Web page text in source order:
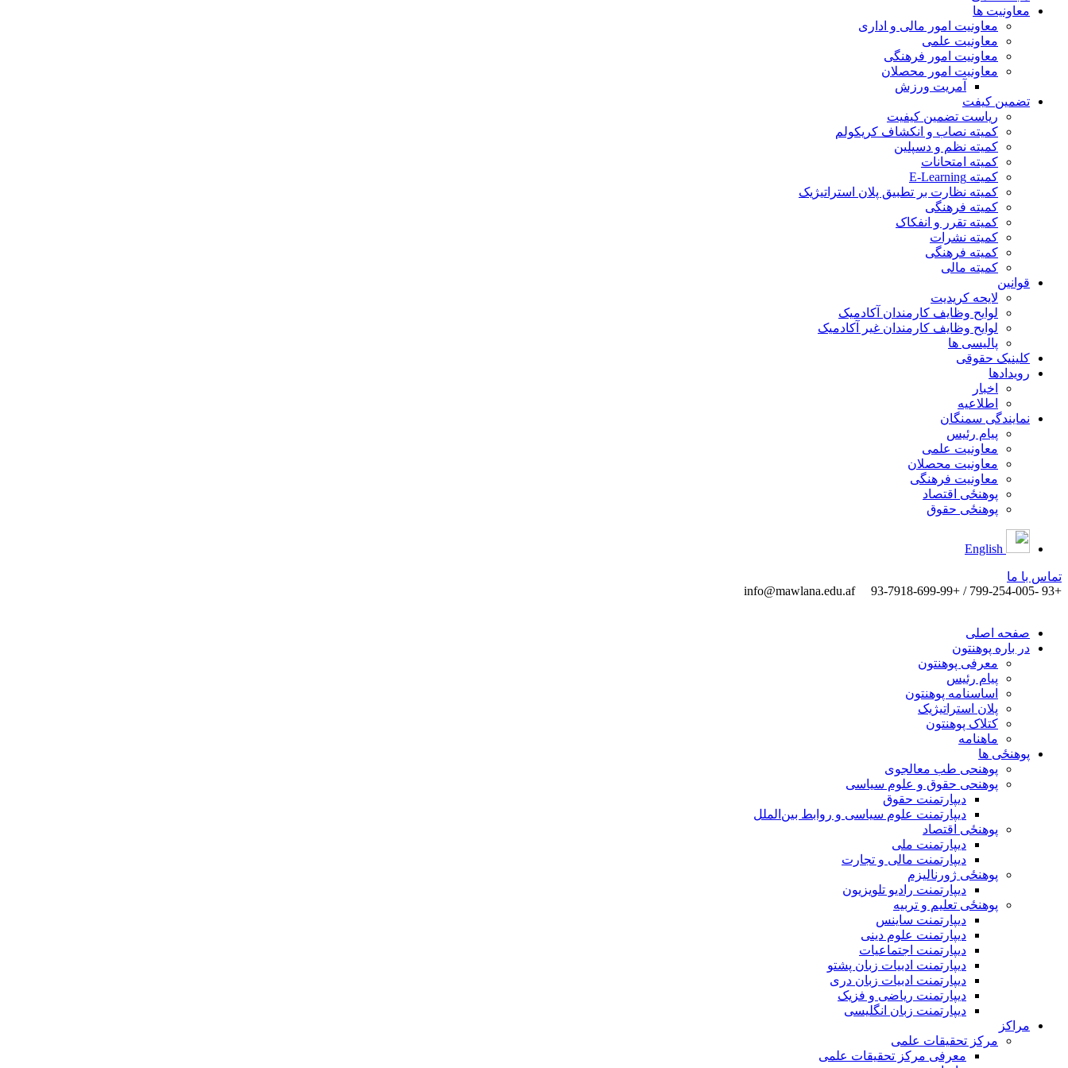
معاونیت ها
معاونیت امور مالی و اداری
معاونیت علمی
معاونیت امور فرهنگی
معاونیت امور محصلان
آمریت ورزش
تضمین کیفت
ریاست تضمین کیفیت
کمیته نصاب و انکشاف کریکولم
کمیته نظم و دسپلین
کمیته امتحانات
کمیته E-Learning
کمیته نظارت بر تطبیق پلان استراتیژیک
کمیته فرهنگی
کمیته تقرر و انفکاک
کمیته نشرات
کمیته فرهنگی
کمیته مالی
قوانین
لایحه کریدیت
لوایح وظایف کارمندان آکادمیک
لوایح وظایف کارمندان غیر آکادمیک
پالیسی ها
کلینیک حقوقی
رویدادها
اخبار
اطلاعیه
نمایندگی سمنگان
پیام رئیس
معاونیت علمی
معاونیت محصلان
معاونیت فرهنگی
پوهنځی اقتصاد
پوهنځی حقوق
تماس ‌با ‌ما
+93 -799-254-005 / +93-7918-699-99
info@mawlana.edu.af
صفحه اصلی
در باره پوهنتون
معرفی پوهنتون
پیام رئیس
اساسنامه پوهنتون
پلان استراتیژیک
کتلاک پوهنتون
ماهنامه
پوهنځی ها
پوهنحی طب معالجوی
پوهنحی حقوق و علوم سیاسی
دیپارتمنت حقوق
دیپارتمنت علوم سیاسی و روابط بین‌الملل
پوهنځی اقتصاد
دیپارتمنت ملی
دیپارتمنت مالی و تجارت
پوهنځی ژورنالیزم
دیپارتمنت رادیو تلویزیون
پوهنځی تعلیم و تربیه
دیپارتمنت ساینس
دیپارتمنت علوم دینی
دیپارتمنت اجتماعیات
دیپارتمنت ادبیات زبان پشتو
دیپارتمنت ادبیات زبان دری
دیپارتمنت ریاضی و فزیک
دیپارتمنت زبان انگلیسی
مراکز
مرکز تحقیقات علمی
معرفی مرکز تحقیقات علمی